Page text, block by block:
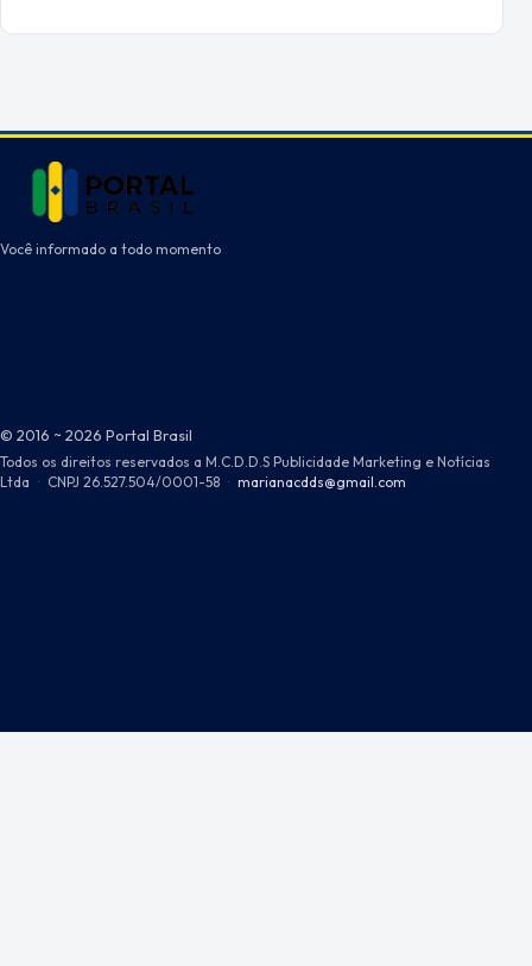
Você informado a todo momento
© 2016 ~ 2026 Portal Brasil
Todos os direitos reservados a M.C.D.D.S Publicidade Marketing e Notícias
Ltda · CNPJ 26.527.504/0001-58 · marianacdds@gmail.com